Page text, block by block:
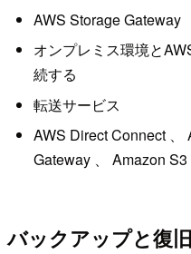
AWS Storage Gateway
オンプレミス環境と
続する
転送サービス
AWS Direct Connect 、
Gateway 、 Amazon
バックアップと復